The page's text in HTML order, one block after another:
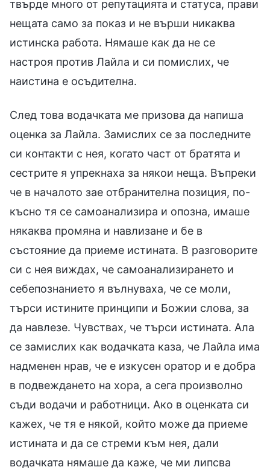
твърде много от репутацията и статуса, прави
нещата само за показ и не върши никаква
истинска работа. Нямаше как да не се
настроя против Лайла и си помислих, че
наистина е осъдителна.
След това водачката ме призова да напиша
оценка за Лайла. Замислих се за последните
си контакти с нея, когато част от братята и
сестрите я упрекнаха за някои неща. Въпреки
че в началото зае отбранителна позиция, по-
късно тя се самоанализира и опозна, имаше
някаква промяна и навлизане и бе в
състояние да приеме истината. В разговорите
си с нея виждах, че самоанализирането и
себепознанието я вълнуваха, че се моли,
търси истините принципи и Божии слова, за
да навлезе. Чувствах, че търси истината. Ала
се замислих как водачката каза, че Лайла има
надменен нрав, че е изкусен оратор и е добра
в подвеждането на хора, а сега произволно
съди водачи и работници. Ако в оценката си
кажех, че тя е някой, който може да приеме
истината и да се стреми към нея, дали
водачката нямаше да каже, че ми липсва